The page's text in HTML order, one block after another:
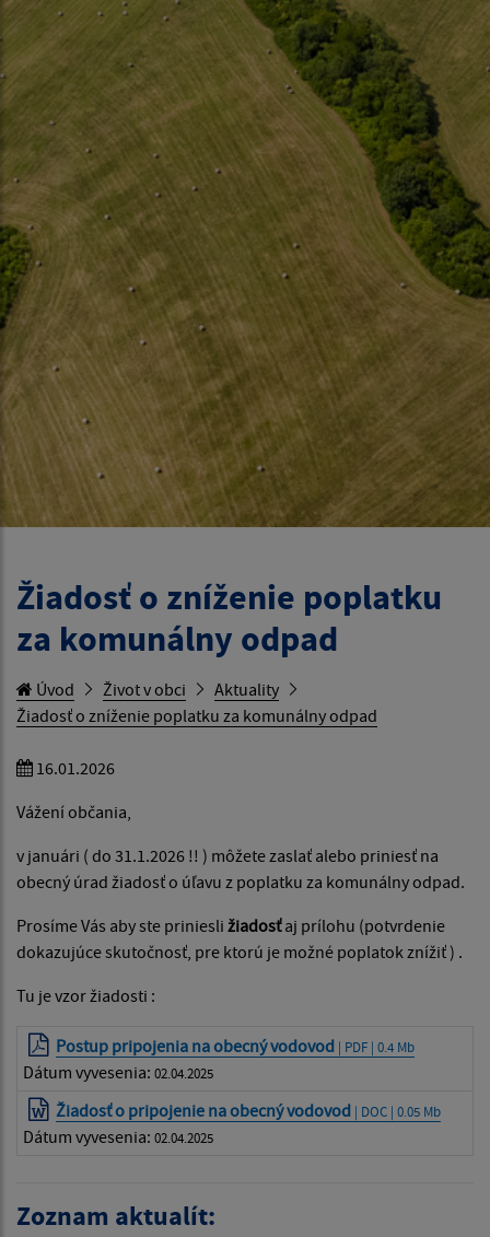
Žiadosť o zníženie poplatku
za komunálny odpad
Úvod Život v obci
Aktuality
Žiadosť o zníženie poplatku za komunálny odpad
16.01.2026
Vážení občania,
v januári ( do 31.1.2026 !! ) môžete zaslať alebo priniesť na
obecný úrad žiadosť o úľavu z poplatku za komunálny odpad.
Prosíme Vás aby ste priniesli žiadosťaj prílohu (potvrdenie
dokazujúce skutočnosť, pre ktorú je možné poplatok znížiť ) .
Tu je vzor žiadosti :
Postup pripojenia na obecný vodovod | PDF | 0.4 Mb
Dátum vyvesenia: 02.04.2025
Žiadosť o pripojenie na obecný vodovod | DOC | 0.05 Mb
Dátum vyvesenia: 02.04.2025
Zoznam aktualít: